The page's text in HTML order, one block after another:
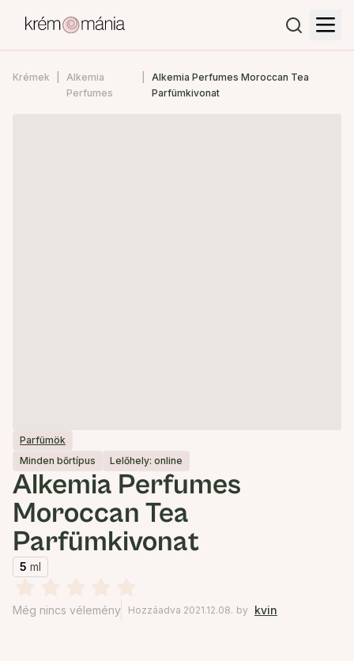
Krémek
Alkemia
Perfumes
Alkemia Perfumes Moroccan Tea
Parfümkivonat
Parfümök
Minden bőrtípus
Lelőhely: online
Alkemia Perfumes
Moroccan Tea
Parfümkivonat
5 ml
Még nincs vélemény Hozzáadva 2021.12.08. by kvin